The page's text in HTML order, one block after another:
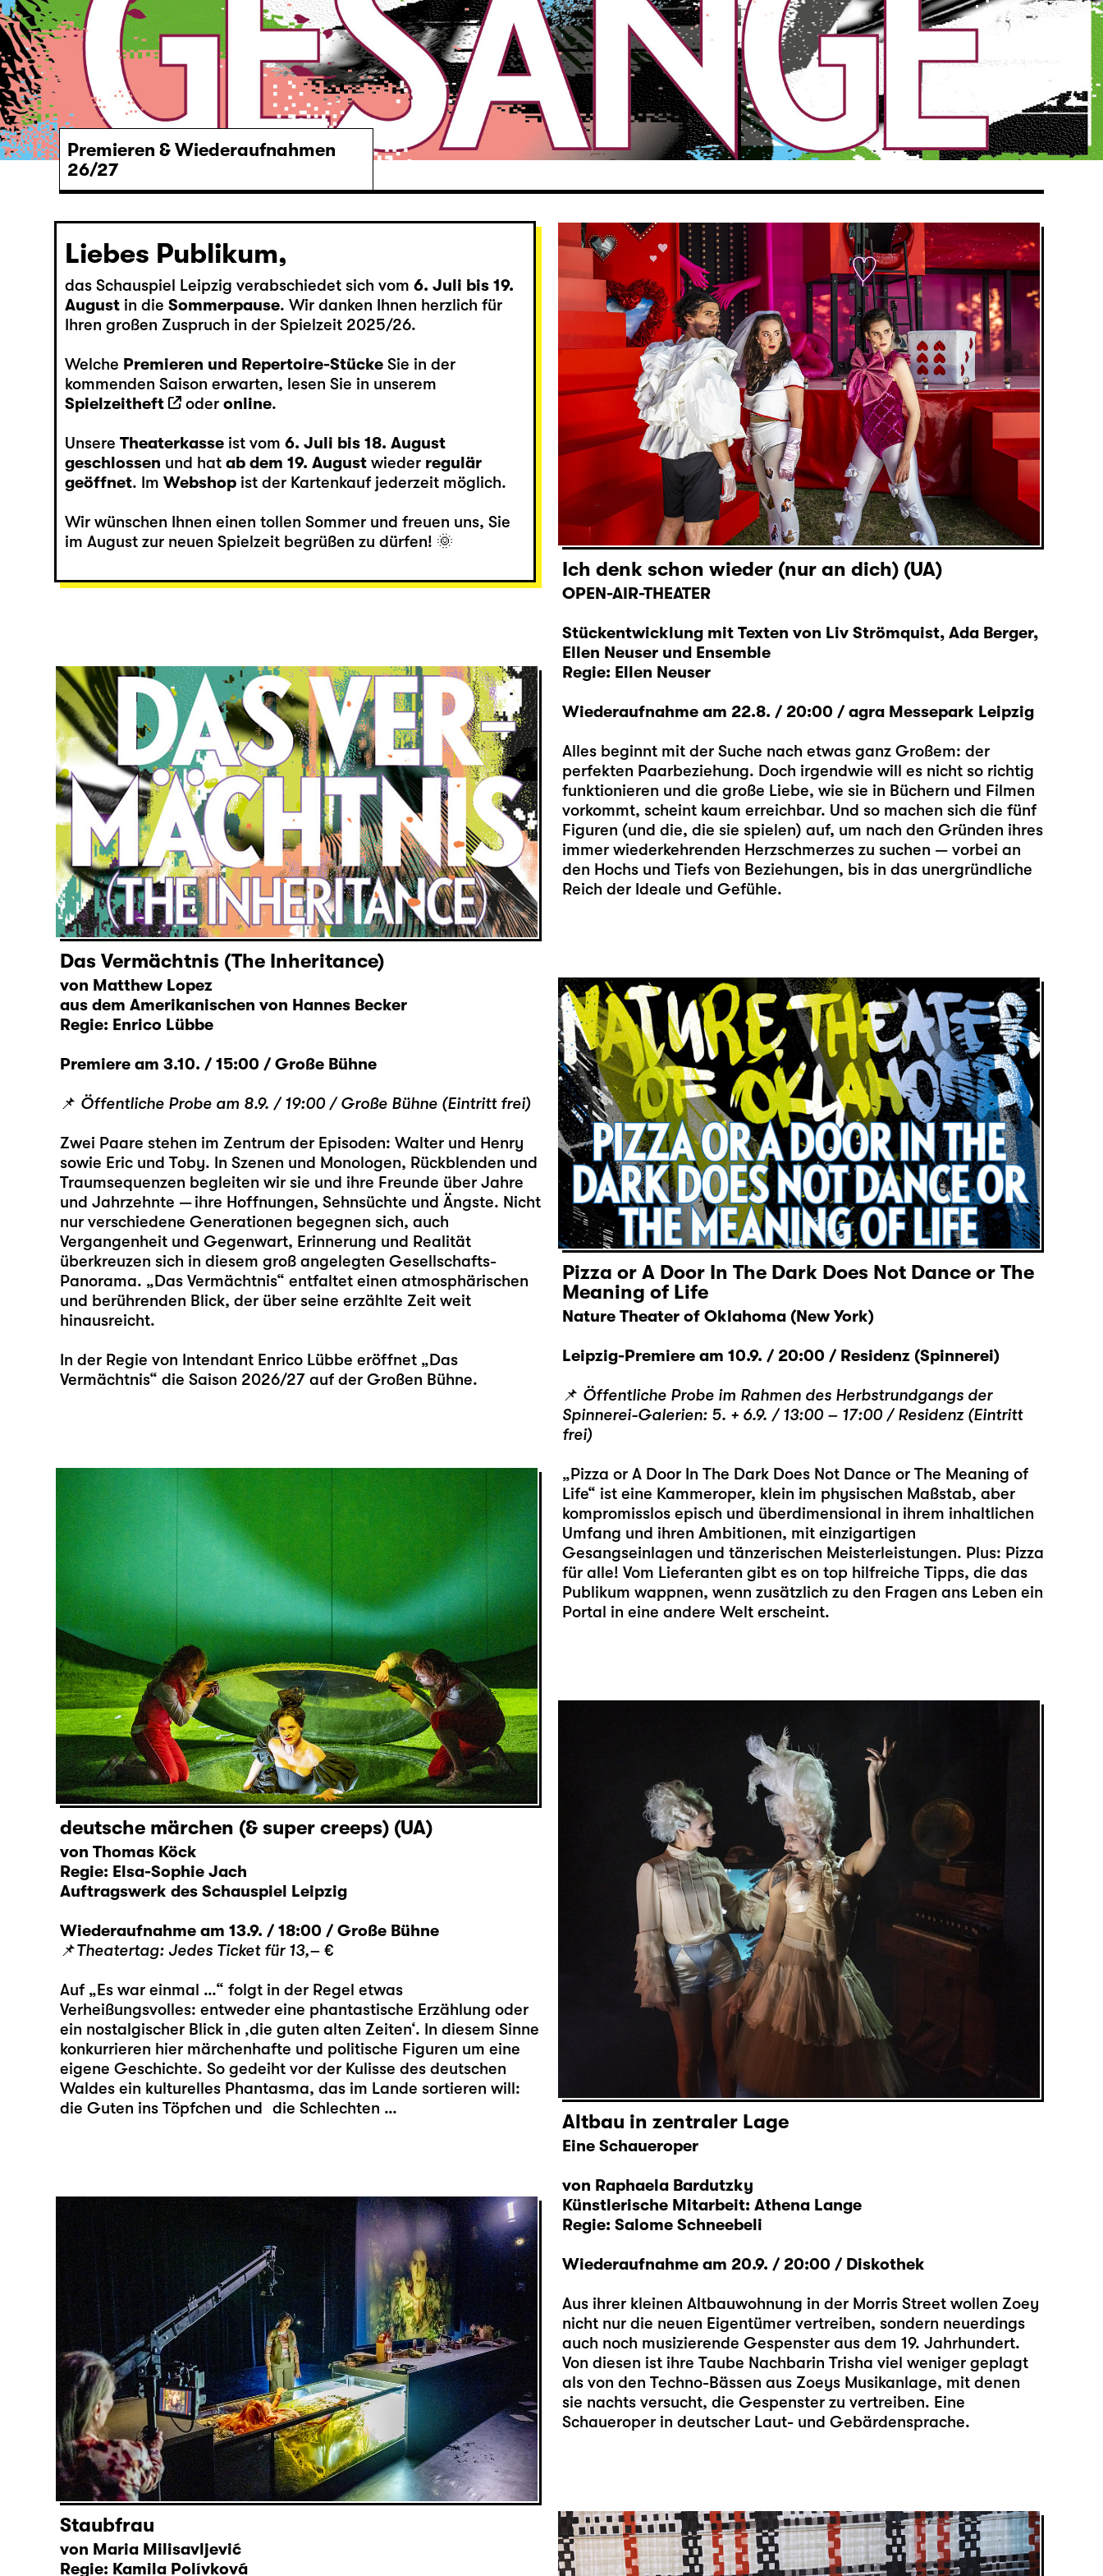
Premieren & Wiederaufnahmen
26/27
Ich denk schon wieder (nur an dich) (UA)
OPEN-AIR-THEATER
Stückentwicklung mit Texten von Liv Strömquist, Ada Berger,
Ellen Neuser und Ensemble
Regie: Ellen Neuser
Wiederaufnahme am 22.8. / 20:00 / agra Messepark Leipzig
Alles beginnt mit der Suche nach etwas ganz Großem: der
perfekten Paarbeziehung. Doch irgendwie will es nicht so richtig
funktionieren und die große Liebe, wie sie in Büchern und Filmen
vorkommt, scheint kaum erreichbar. Und so machen sich die fünf
Figuren (und die, die sie spielen) auf, um nach den Gründen ihres
immer wiederkehrenden Herzschmerzes zu suchen — vorbei an
den Hochs und Tiefs von Beziehungen, bis in das unergründliche
Reich der Ideale und Gefühle.
Liebes Publikum,
das Schauspiel Leipzig verabschiedet sich vom 6. Juli bis 19.
Augustin die Sommerpause. Wir danken Ihnen herzlich für
Ihren großen Zuspruch in der Spielzeit 2025/26.
Welche Premieren und Repertoire-StückeSie in der
kommenden Saison erwarten, lesen Sie in unserem
Spielzeitheft
oder online.
Unsere Theaterkasseist vom 6. Juli bis 18. August
geschlossen und hat ab dem 19. Augustwieder regulär
geöffnet. Im Webshopist der Kartenkauf jederzeit möglich.
Wir wünschen Ihnen einen tollen Sommer und freuen uns, Sie
im August zur neuen Spielzeit begrüßen zu dürfen! 🌞
Das Vermächtnis (The Inheritance)
von Matthew Lopez
aus dem Amerikanischen von Hannes Becker
Regie: Enrico Lübbe
Premiere am 3.10. / 15:00 / Große Bühne
📌 Öffentliche Probe am 8.9. / 19:00 / Große Bühne (Eintritt frei)
Zwei Paare stehen im Zentrum der Episoden: Walter und Henry
sowie Eric und Toby. In Szenen und Monologen, Rückblenden und
Traumsequenzen begleiten wir sie und ihre Freunde über Jahre
und Jahrzehnte — ihre Hoffnungen, Sehnsüchte und Ängste. Nicht
nur verschiedene Generationen begegnen sich, auch
Vergangenheit und Gegenwart, Erinnerung und Realität
überkreuzen sich in diesem groß angelegten Gesellschafts-
Panorama. „Das Vermächtnis“ entfaltet einen atmosphärischen
und berührenden Blick, der über seine erzählte Zeit weit
hinausreicht.
In der Regie von Intendant Enrico Lübbe eröffnet „Das
Vermächtnis“ die Saison 2026/27 auf der Großen Bühne.
Pizza or A Door In The Dark Does Not Dance or The
Meaning of Life
Nature Theater of Oklahoma (New York)
Leipzig-Premiere am 10.9. / 20:00 / Residenz (Spinnerei)
📌 Öffentliche Probe im Rahmen des Herbstrundgangs der
Spinnerei-Galerien: 5. + 6.9. / 13:00 – 17:00 / Residenz (Eintritt
frei)
„Pizza or A Door In The Dark Does Not Dance or The Meaning of
Life“ ist eine Kammeroper, klein im physischen Maßstab, aber
kompromisslos episch und überdimensional in ihrem inhaltlichen
Umfang und ihren Ambitionen, mit einzigartigen
Gesangseinlagen und tänzerischen Meisterleistungen. Plus: Pizza
für alle! Vom Lieferanten gibt es on top hilfreiche Tipps, die das
Publikum wappnen, wenn zusätzlich zu den Fragen ans Leben ein
Portal in eine andere Welt erscheint.
deutsche märchen (& super creeps) (UA)
von Thomas Köck
Regie: Elsa-Sophie Jach
Auftragswerk des Schauspiel Leipzig
Wiederaufnahme am 13.9. / 18:00 / Große Bühne
📌Theatertag: Jedes Ticket für 13,– €
Auf „Es war einmal …“ folgt in der Regel etwas
Verheißungsvolles: entweder eine phantastische Erzählung oder
ein nostalgischer Blick in ‚die guten alten Zeiten‘. In diesem Sinne
konkurrieren hier märchenhafte und politische Figuren um eine
eigene Geschichte. So gedeiht vor der Kulisse des deutschen
Waldes ein kulturelles Phantasma, das im Lande sortieren will:
die Guten ins Töpfchen und die Schlechten …
Altbau in zentraler Lage
Eine Schaueroper
von Raphaela Bardutzky
Künstlerische Mitarbeit: Athena Lange
Regie: Salome Schneebeli
Wiederaufnahme am 20.9. / 20:00 / Diskothek
Aus ihrer kleinen Altbauwohnung in der Morris Street wollen Zoey
nicht nur die neuen Eigentümer vertreiben, sondern neuerdings
auch noch musizierende Gespenster aus dem 19. Jahrhundert.
Von diesen ist ihre Taube Nachbarin Trisha viel weniger geplagt
als von den Techno-Bässen aus Zoeys Musikanlage, mit denen
sie nachts versucht, die Gespenster zu vertreiben. Eine
Schaueroper in deutscher Laut- und Gebärdensprache.
Staubfrau
von Maria Milisavljević
Regie: Kamila Polívková